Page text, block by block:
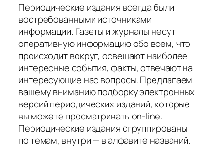
Периодические издания всегда были
востребованными источниками
информации. Газеты и журналы несут
оперативную информацию обо всем, что
происходит вокруг, освещают наиболее
интересные события, факты, отвечают на
интересующие нас вопросы. Предлагаем
вашему вниманию подборку электронных
версий периодических изданий, которые
вы можете просматривать on-line.
Периодические издания сгруппированы
по темам, внутри — в алфавите названий.